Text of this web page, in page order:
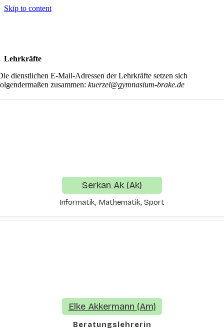
Skip to content
Lehrkräfte
dienstlichen E-Mail-Adressen der Lehrkräfte setzen sich
zusammen: kuerzel@gymnasium-brake.de
Serkan Ak (Ak)
Informatik, Mathematik, Sport
Elke Akkermann (Am)
Beratungslehrerin